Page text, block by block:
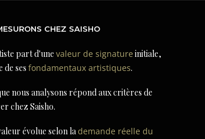
CHEZ SAISHO
part d'unevaleur de signature initiale,
de sesfondamentaux artistiques.
nous analysons répond aux critères de
chez Saisho.
évolue selon lademande réelle du